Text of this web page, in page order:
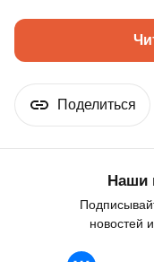
Поделиться
Наши
новостей